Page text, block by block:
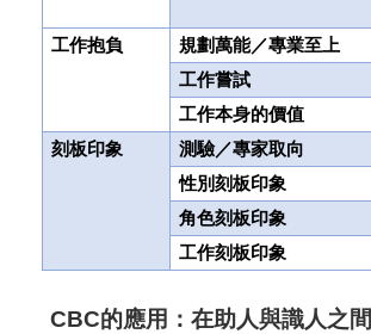
工作抱負 規劃萬能／專業至上
工作嘗試
工作本身的價值
刻板印象
測驗／專家取向
性別刻板印象
角色刻板印象
工作刻板印象
CBC的應用：在助人與識人之間